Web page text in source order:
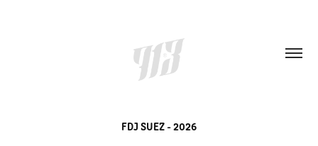
FDJ SUEZ - 2026